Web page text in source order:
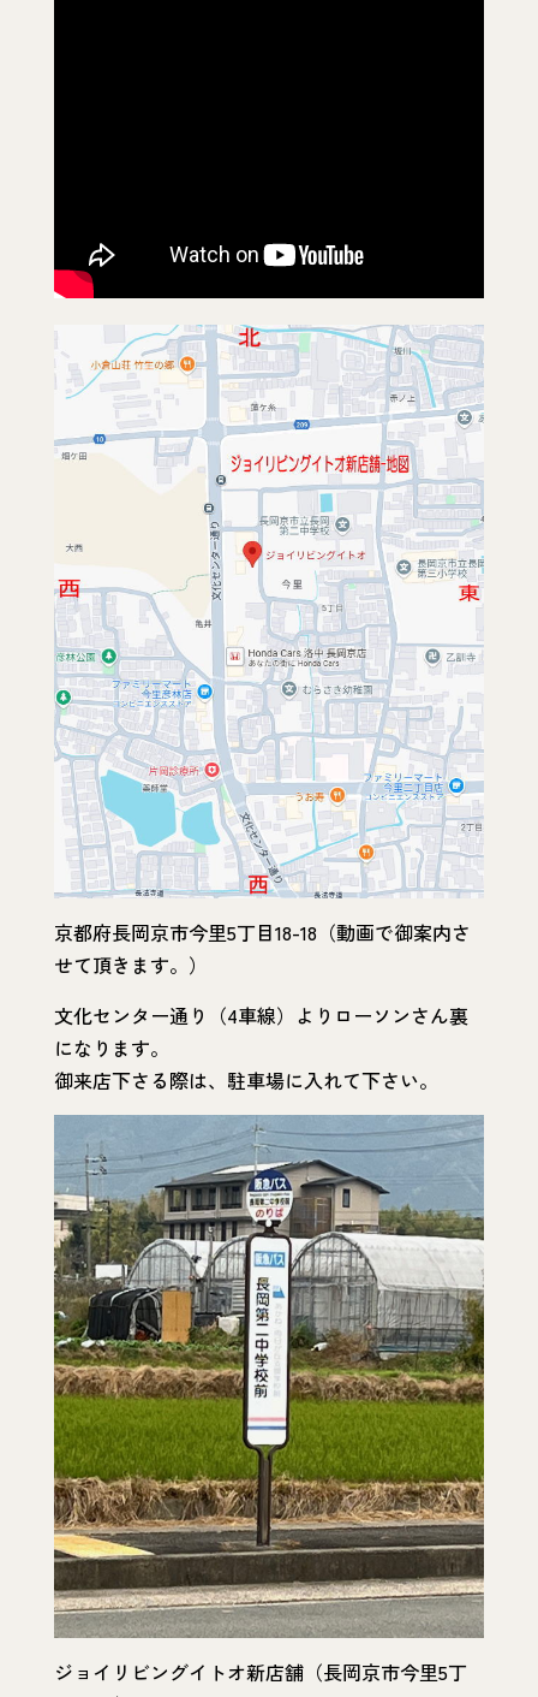
京都府長岡京市今里5丁目18-18（動画で御案内さ
せて頂きます。）
文化センター通り（4車線）よりローソンさん裏
になります。
御来店下さる際は、駐車場に入れて下さい。
ジョイリビングイトオ新店舗（長岡京市今里5丁